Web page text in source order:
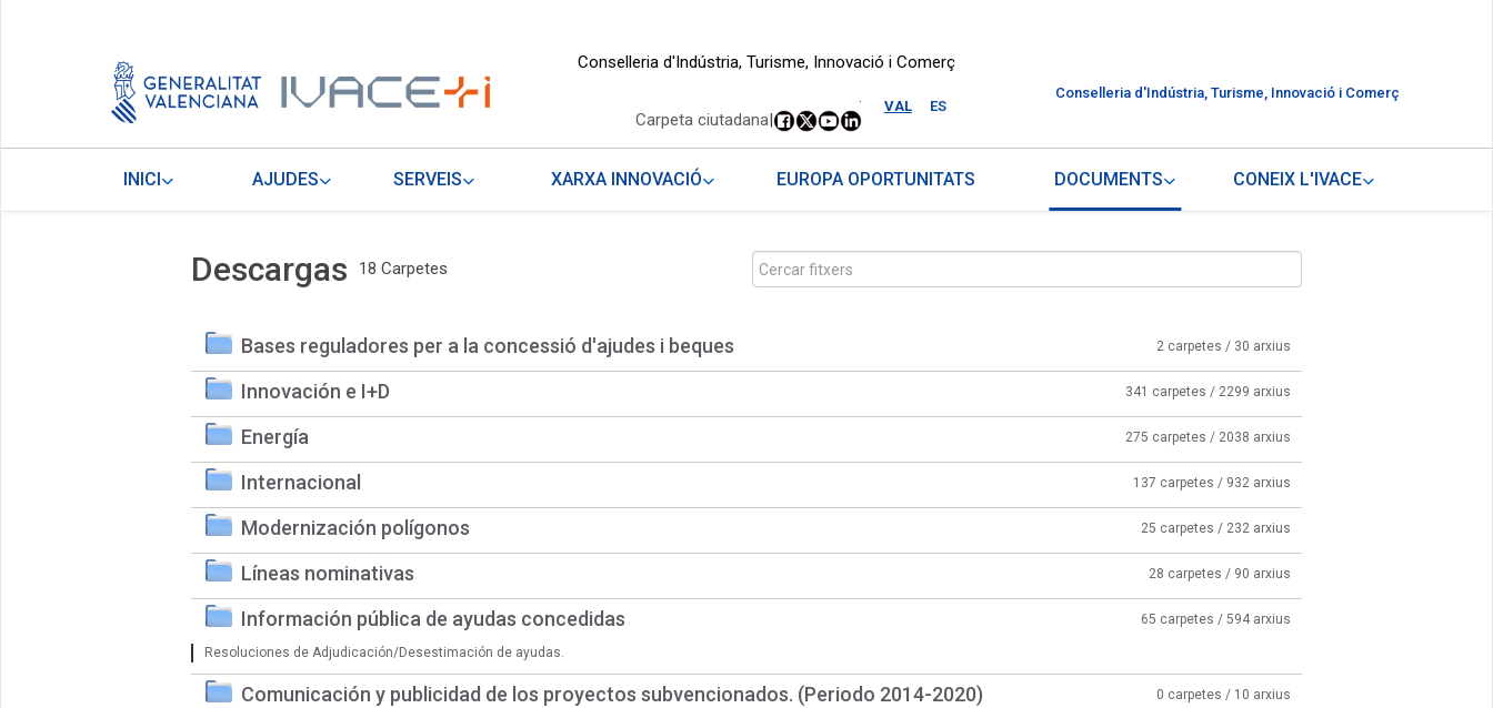
Conselleria d'Indústria, Turisme, Innovació i Comerç
VAL ES
.
Carpeta ciutadana|
Conselleria d'Indústria, Turisme, Innovació i Comerç
INICI AJUDES SERVEIS XARXA INNOVACIÓ EUROPA OPORTUNITATS DOCUMENTS CONEIX L'IVACE
Descargas 18 Carpetes
Bases reguladores per a la concessió d'ajudes i beques 2 carpetes / 30 arxius
Innovación e I+D 341 carpetes / 2299 arxius
Energía 275 carpetes / 2038 arxius
Internacional 137 carpetes / 932 arxius
Modernización polígonos 25 carpetes / 232 arxius
Líneas nominativas 28 carpetes / 90 arxius
Información pública de ayudas concedidas 65 carpetes / 594 arxius
Resoluciones de Adjudicación/Desestimación de ayudas.
Comunicación y publicidad de los proyectos subvencionados. (Periodo 2014-2020) 0 carpetes / 10 arxius